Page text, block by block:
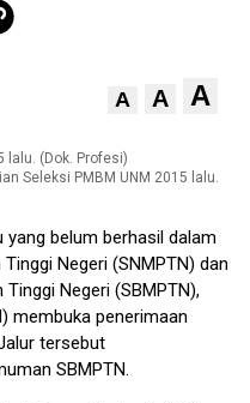
A A A
Seleksi PMBM UNM 2015 lalu.
yang belum berhasil dalam
Negeri (SNMPTN) dan
Negeri (SBMPTN),
membuka penerimaan
tersebut
SBMPTN.